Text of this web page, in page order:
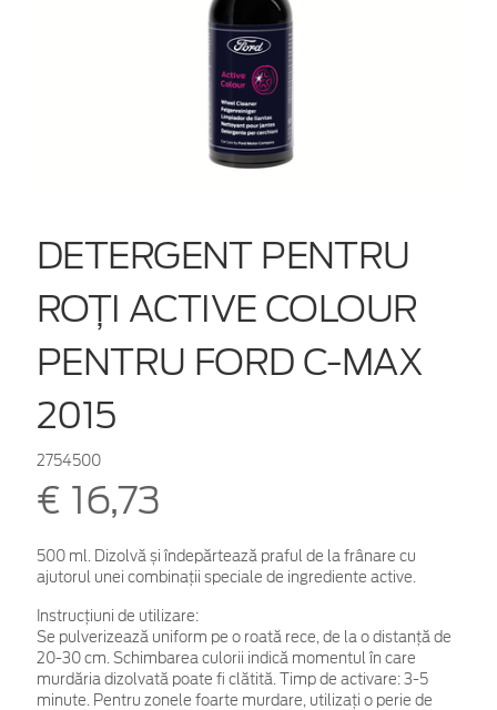
DETERGENT PENTRU
ROȚI ACTIVE COLOUR
PENTRU FORD C-MAX
2015
2754500
€ 16,73
500 ml. Dizolvă și îndepărtează praful de la frânare cu
ajutorul unei combinații speciale de ingrediente active.
Instrucțiuni de utilizare:
Se pulverizează uniform pe o roată rece, de la o distanță de
20-30 cm. Schimbarea culorii indică momentul în care
murdăria dizolvată poate fi clătită. Timp de activare: 3-5
minute. Pentru zonele foarte murdare, utilizați o perie de